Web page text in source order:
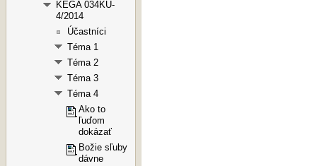
KEGA 034KU-
4/2014
Účastníci
Téma 1
Téma 2
Téma 3
Téma 4
Ako to
ľuďom
dokázať
Božie sľuby
dávne